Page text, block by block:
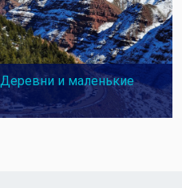
Деревни и маленькие